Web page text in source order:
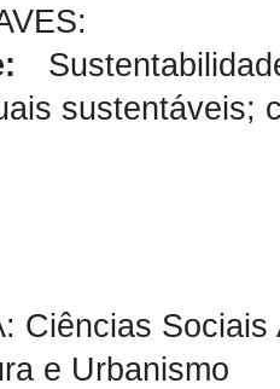
sustentáveis;
Ciências Sociais
e Urbanismo